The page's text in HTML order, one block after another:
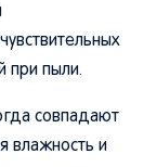
при пыли.
совпадают
влажность и